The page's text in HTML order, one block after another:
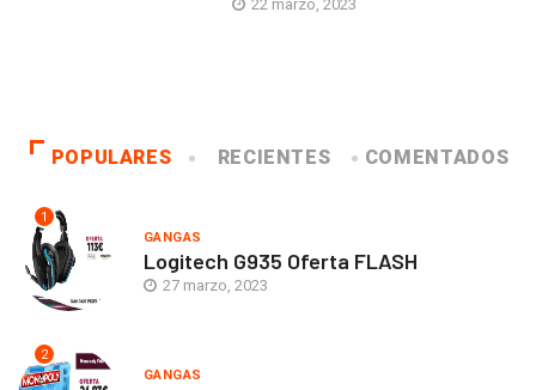
22 marzo, 2023
POPULARES RECIENTES COMENTADOS
1
GANGAS
Logitech G935 Oferta FLASH
27 marzo, 2023
2
GANGAS